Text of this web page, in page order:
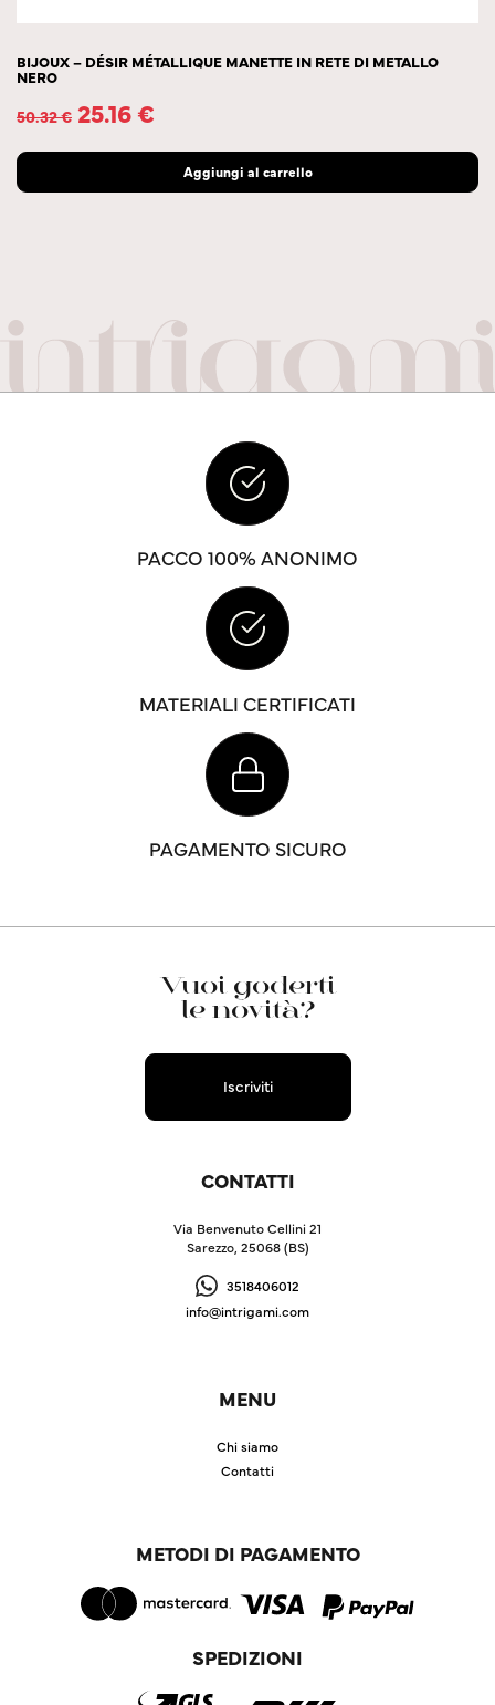
BIJOUX – DÉSIR MÉTALLIQUE MANETTE IN RETE DI METALLO
NERO
50.32€ 25.16€
Aggiungi al carrello
PACCO 100% ANONIMO
MATERIALI CERTIFICATI
PAGAMENTO SICURO
Vuoi goderti
le novità?
Iscriviti
CONTATTI
Via Benvenuto Cellini 21
Sarezzo, 25068 (BS)
3518406012
info@intrigami.com
MENU
Chi siamo
Contatti
METODI DI PAGAMENTO
SPEDIZIONI